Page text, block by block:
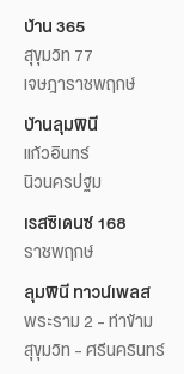
บ้าน 365
สุขุมวิท 77
เจษฎาราชพฤกษ์
บ้านลุมพินี
แก้วอินทร์
นิวนครปฐม
เรสซิเดนซ์ 168
ราชพฤกษ์
ลุมพินี ทาวน์เพลส
พระราม 2 - ท่าข้าม
สุขุมวิท - ศรีนครินทร์